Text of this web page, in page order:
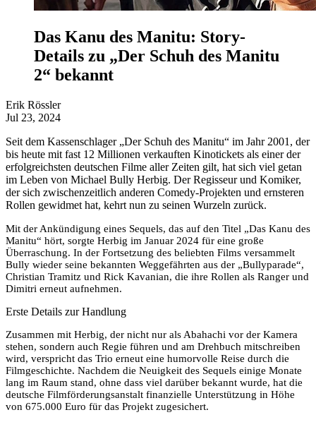
Das Kanu des Manitu: Story-
Details zu „Der Schuh des Manitu
2“ bekannt
Erik Rössler
Jul 23, 2024
Seit dem Kassenschlager „Der Schuh des Manitu“ im Jahr 2001, der
bis heute mit fast 12 Millionen verkauften Kinotickets als einer der
erfolgreichsten deutschen Filme aller Zeiten gilt, hat sich viel getan
im Leben von Michael Bully Herbig. Der Regisseur und Komiker,
der sich zwischenzeitlich anderen Comedy-Projekten und ernsteren
Rollen gewidmet hat, kehrt nun zu seinen Wurzeln zurück.
Mit der Ankündigung eines Sequels, das auf den Titel „Das Kanu des
Manitu“ hört, sorgte Herbig im Januar 2024 für eine große
Überraschung. In der Fortsetzung des beliebten Films versammelt
Bully wieder seine bekannten Weggefährten aus der „Bullyparade“,
Christian Tramitz und Rick Kavanian, die ihre Rollen als Ranger und
Dimitri erneut aufnehmen.
Erste Details zur Handlung
Zusammen mit Herbig, der nicht nur als Abahachi vor der Kamera
stehen, sondern auch Regie führen und am Drehbuch mitschreiben
wird, verspricht das Trio erneut eine humorvolle Reise durch die
Filmgeschichte. Nachdem die Neuigkeit des Sequels einige Monate
lang im Raum stand, ohne dass viel darüber bekannt wurde, hat die
deutsche Filmförderungsanstalt finanzielle Unterstützung in Höhe
von 675.000 Euro für das Projekt zugesichert.